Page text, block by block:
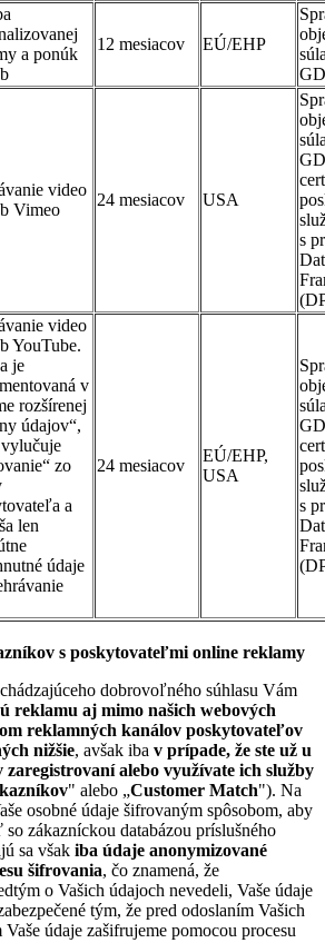
a ponúk
12 mesiacov EÚ/EHP
video
Vimeo
24 mesiacov USA
s
video
YouTube.
je
v
rozšírenej
údajov“,
zo
a
len
údaje
24 mesiacov
EÚ/EHP,
USA
s
s poskytovateľmi online reklamy
dobrovoľného súhlasu Vám
reklamu aj mimo našich webových
reklamných kanálov poskytovateľov
nižšie, avšak iba v prípade, že ste už u
alebo využívate ich služby
" alebo „Customer Match"). Na
osobné údaje šifrovaným spôsobom, aby
zákazníckou databázou príslušného
sa však iba údaje anonymizované
šifrovania, čo znamená, že
o Vašich údajoch nevedeli, Vaše údaje
tým, že pred odoslaním Vašich
údaje zašifrujeme pomocou procesu